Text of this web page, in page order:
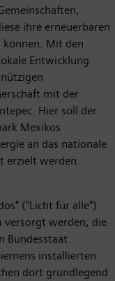
ihre erneuerbaren
können. Mit den
Entwicklung
mit der
Hier soll der
Mexikos
an das nationale
erzielt werden.
("Licht für alle")
versorgt werden, die
Bundesstaat
installierten
dort grundlegend